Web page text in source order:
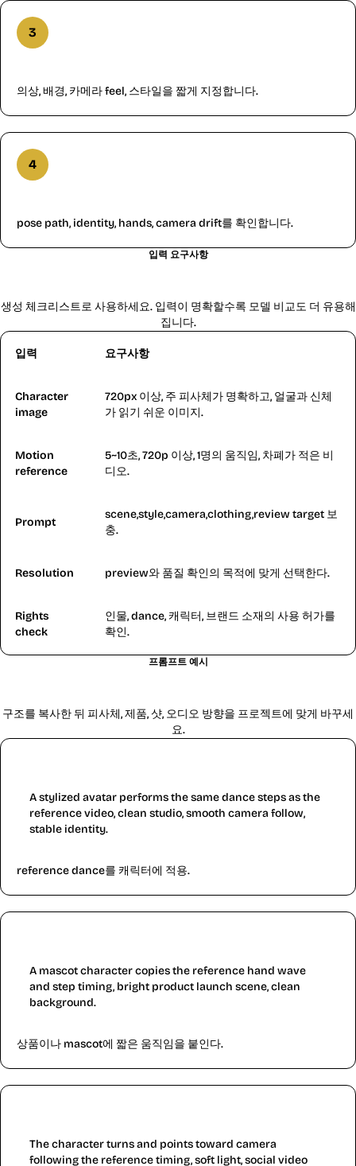
3
의상, 배경, 카메라 feel, 스타일을 짧게 지정합니다.
4
pose path, identity, hands, camera drift를 확인합니다.
입력 요구사항
생성 체크리스트로 사용하세요. 입력이 명확할수록 모델 비교도 더 유용해
집니다.
입력 요구사항
Character
image
720px 이상, 주 피사체가 명확하고, 얼굴과 신체
가 읽기 쉬운 이미지.
Motion
reference
5~10초, 720p 이상, 1명의 움직임, 차폐가 적은 비
디오.
Prompt
scene,style,camera,clothing,review target 보
충.
Resolution preview와 품질 확인의 목적에 맞게 선택한다.
Rights
check
인물, dance, 캐릭터, 브랜드 소재의 사용 허가를
확인.
프롬프트 예시
구조를 복사한 뒤 피사체, 제품, 샷, 오디오 방향을 프로젝트에 맞게 바꾸세
요.
A stylized avatar performs the same dance steps as the
reference video, clean studio, smooth camera follow,
stable identity.
reference dance를 캐릭터에 적용.
A mascot character copies the reference hand wave
and step timing, bright product launch scene, clean
background.
상품이나 mascot에 짧은 움직임을 붙인다.
The character turns and points toward camera
following the reference timing, soft light, social video